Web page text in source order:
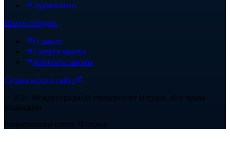
Аудиокниги
Школа Нордик
О школе
Галерея школы
Контакты школы
Старая версия сайта
© 2026 Международный университет Нордик . Все права
защищены
Разработчики сайта: IT-отдел